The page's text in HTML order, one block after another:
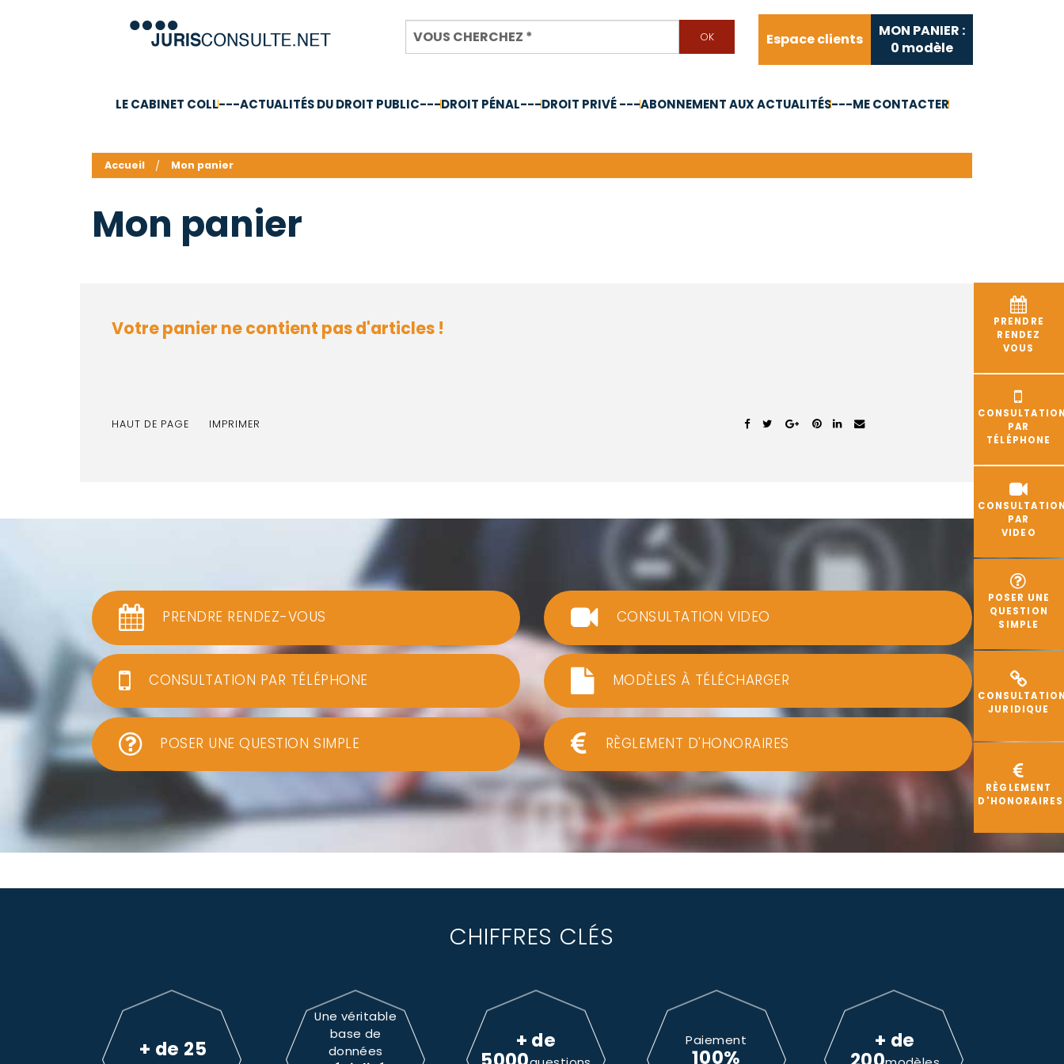
Espace clients
MON PANIER :
0 modèle
LE CABINET COLL---ACTUALITÉS DU DROIT PUBLIC---DROIT PÉNAL---DROIT PRIVÉ ---ABONNEMENT AUX ACTUALITÉS---ME CONTACTER
PRENDRE
RENDEZ
VOUS
PAR
TÉLÉPHONE
PAR
VIDEO
POSER UNE
QUESTION
SIMPLE
JURIDIQUE
RÈGLEMENT
D'HONORAIRES
Accueil Mon panier
Mon panier
Votre panier ne contient pas d'articles !
HAUT DE PAGE IMPRIMER
PRENDRE RENDEZ-VOUS
CONSULTATION PAR TÉLÉPHONE
POSER UNE QUESTION SIMPLE
CONSULTATION VIDEO
MODÈLES À TÉLÉCHARGER
RÈGLEMENT D'HONORAIRES
CHIFFRES CLÉS
+ de 25
Une véritable
base de
données
+ de Paiement
100%
+ de